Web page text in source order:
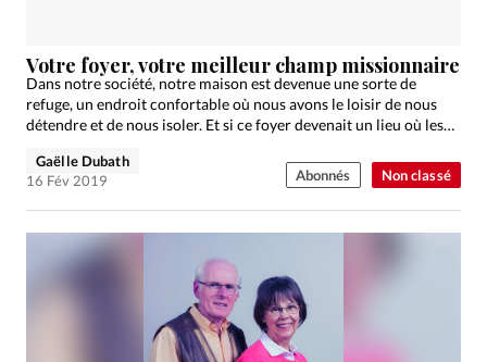
Non classé
Votre foyer, votre meilleur champ missionnaire
Dans notre société, notre maison est devenue une sorte de
refuge, un endroit confortable où nous avons le loisir de nous
détendre et de nous isoler. Et si ce foyer devenait un lieu où les…
Gaëlle Dubath
16 Fév 2019
Abonnés